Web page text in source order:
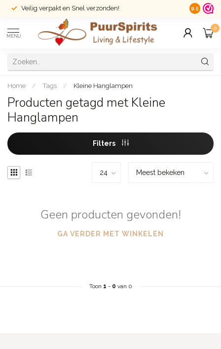
Veilig verpakt en Snel verzonden! 14 dagen
9.5
MENU
0
Home / Tags / Kleine Hanglampen
Producten getagd met Kleine
Hanglampen
Filters
Geen producten gevonden!
GA VERDER MET WINKELEN
Toon 1 - 0 van 0